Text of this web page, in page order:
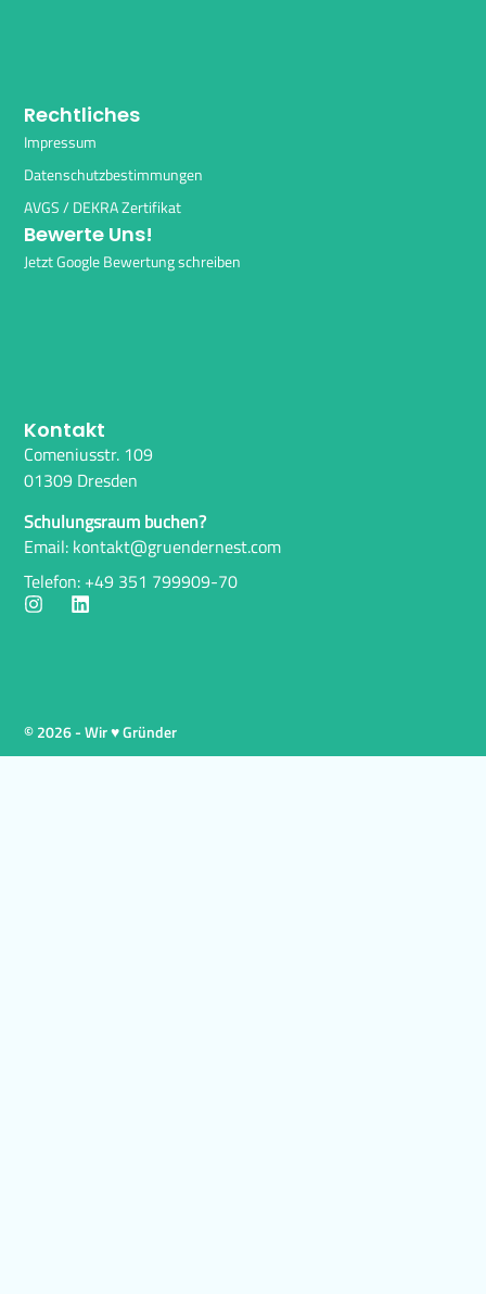
Rechtliches
Impressum
Datenschutzbestimmungen
AVGS / DEKRA Zertifikat
Bewerte Uns!
Jetzt Google Bewertung schreiben
Kontakt
Comeniusstr. 109
01309 Dresden
Schulungsraum buchen?
Email: kontakt@gruendernest.com
Telefon: +49 351 799909-70
© 2026 - Wir ♥ Gründer